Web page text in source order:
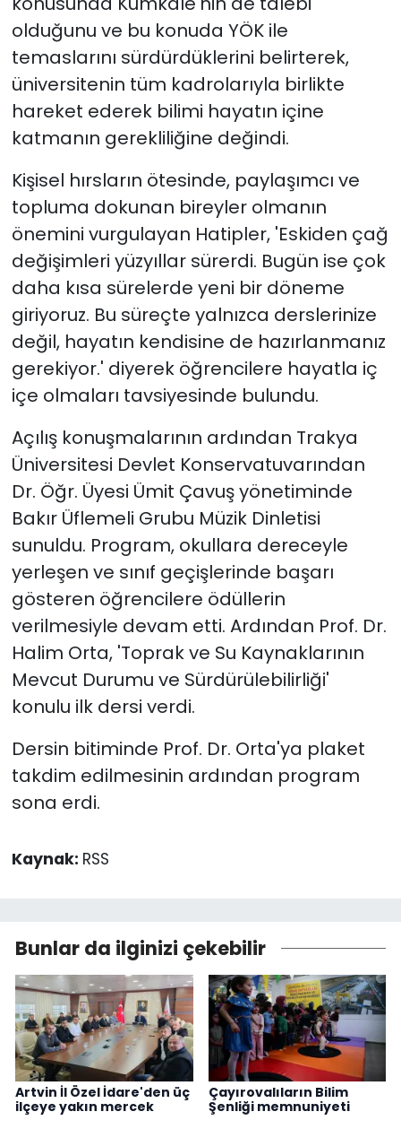
olduğunu ve bu konuda YÖK ile
temaslarını sürdürdüklerini belirterek,
üniversitenin tüm kadrolarıyla birlikte
hareket ederek bilimi hayatın içine
katmanın gerekliliğine değindi.
Kişisel hırsların ötesinde, paylaşımcı ve
topluma dokunan bireyler olmanın
önemini vurgulayan Hatipler, 'Eskiden çağ
değişimleri yüzyıllar sürerdi. Bugün ise çok
daha kısa sürelerde yeni bir döneme
giriyoruz. Bu süreçte yalnızca derslerinize
değil, hayatın kendisine de hazırlanmanız
gerekiyor.' diyerek öğrencilere hayatla iç
içe olmaları tavsiyesinde bulundu.
Açılış konuşmalarının ardından Trakya
Üniversitesi Devlet Konservatuvarından
Dr. Öğr. Üyesi Ümit Çavuş yönetiminde
Bakır Üflemeli Grubu Müzik Dinletisi
sunuldu. Program, okullara dereceyle
yerleşen ve sınıf geçişlerinde başarı
gösteren öğrencilere ödüllerin
verilmesiyle devam etti. Ardından Prof. Dr.
Halim Orta, 'Toprak ve Su Kaynaklarının
Mevcut Durumu ve Sürdürülebilirliği'
konulu ilk dersi verdi.
Dersin bitiminde Prof. Dr. Orta'ya plaket
takdim edilmesinin ardından program
sona erdi.
Kaynak: RSS
Bunlar da ilginizi çekebilir
Artvin İl Özel İdare'den üç
ilçeye yakın mercek
Çayırovalıların Bilim
Şenliği memnuniyeti